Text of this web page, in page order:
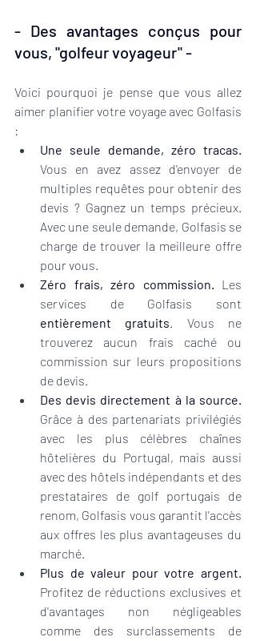
- Des avantages conçus pour
vous, "golfeur voyageur" -
Voici pourquoi je pense que vous allez
aimer planifier votre voyage avec Golfasis
:
Une seule demande, zéro tracas.
Vous en avez assez d'envoyer de
multiples requêtes pour obtenir des
devis ? Gagnez un temps précieux.
Avec une seule demande, Golfasis se
charge de trouver la meilleure offre
pour vous.
Zéro frais, zéro commission. Les
entièrement gratuits. Vous ne
trouverez aucun frais caché ou
commission sur leurs propositions
de devis.
Des devis directement à la source.
Grâce à des partenariats privilégiés
avec les plus célèbres chaînes
hôtelières du Portugal, mais aussi
avec des hôtels indépendants et des
prestataires de golf portugais de
renom, Golfasis vous garantit l'accès
aux offres les plus avantageuses du
marché.
Plus de valeur pour votre argent.
Profitez de réductions exclusives et
d'avantages non négligeables
comme des surclassements de